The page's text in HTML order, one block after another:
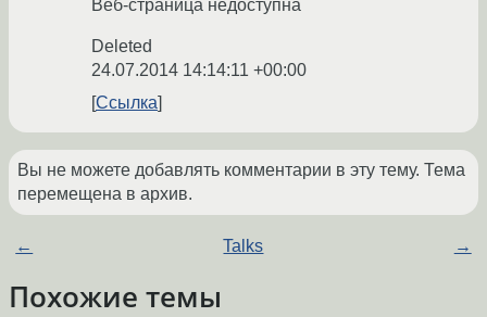
Веб-страница недоступна
Deleted
24.07.2014 14:14:11 +00:00
Ссылка
Вы не можете добавлять комментарии в эту тему. Тема
перемещена в архив.
← Talks →
Похожие темы